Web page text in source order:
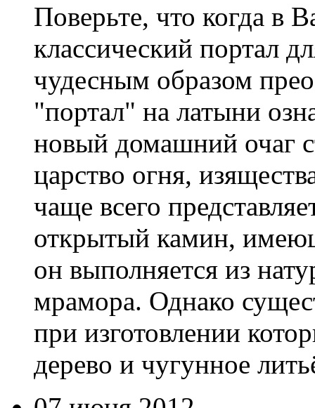
Поверьте, что когда в
классический портал
чудесным образом
"портал" на латыни
новый домашний очаг
царство огня,
чаще всего
открытый камин,
он выполняется из
мрамора. Однако
при изготовлении
дерево и чугунное